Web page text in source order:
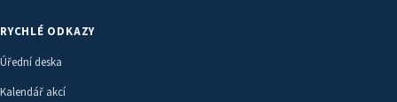
RYCHLÉ ODKAZY
Úřední deska
Kalendář akcí